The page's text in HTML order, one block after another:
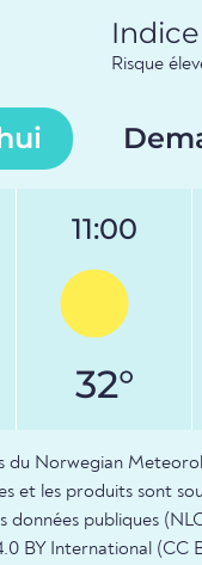
Indice
Risque
11:00
32°
du Norwegian
et les produits sont
données publiques
BY International (CC